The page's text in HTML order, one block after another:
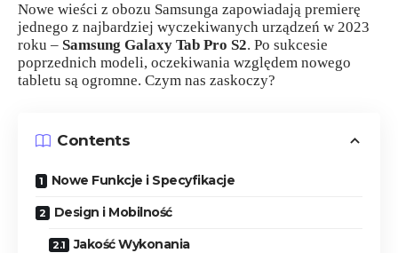
Nowe wieści z obozu Samsunga zapowiadają premierę
jednego z najbardziej wyczekiwanych urządzeń w 2023
roku – Samsung Galaxy Tab Pro S2. Po sukcesie
poprzednich modeli, oczekiwania względem nowego
tabletu są ogromne. Czym nas zaskoczy?
Contents
Nowe Funkcje i Specyfikacje
Design i Mobilność
Jakość Wykonania